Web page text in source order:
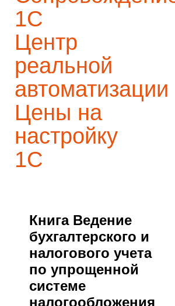
1С
Центр
реальной
автоматизации
Цены на
настройку
1С
Книга Ведение
бухгалтерского и
налогового учета
по упрощенной
системе
налогообложения